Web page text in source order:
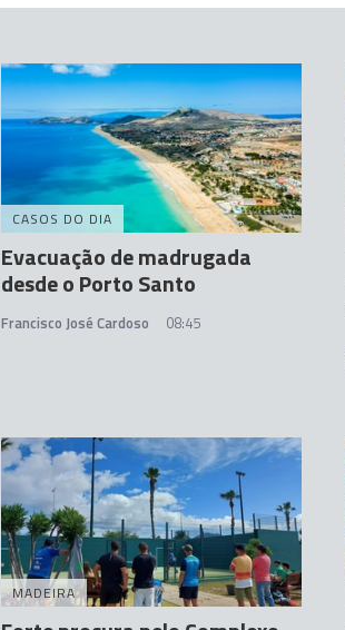
CASOS DO DIA
Evacuação de madrugada
desde o Porto Santo
Francisco José Cardoso 08:45
MADEIRA